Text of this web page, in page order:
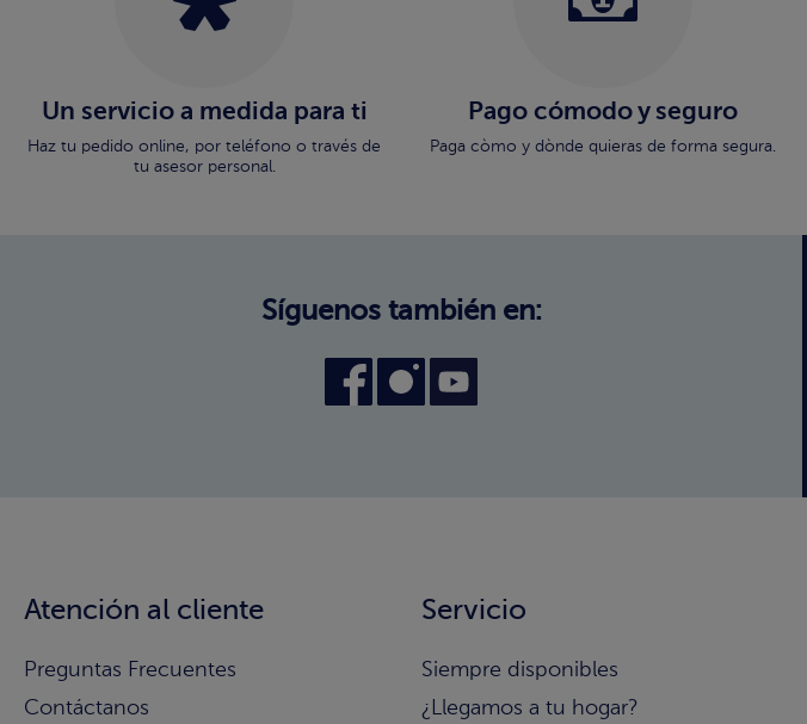
Un servicio a medida para ti
Haz tu pedido online, por teléfono o través de
tu asesor personal.
Pago cómodo y seguro
Paga còmo y dònde quieras de forma segura.
Atención al cliente
Preguntas Frecuentes
Contáctanos
Servicio
Siempre disponibles
¿Llegamos a tu hogar?
Síguenos también en: